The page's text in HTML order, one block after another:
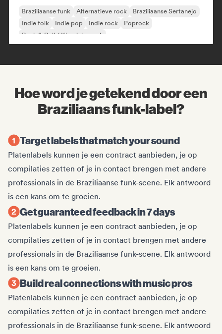
Braziliaanse funk Alternatieve rock
Braziliaanse Sertanejo
Indie folk
Indie pop Indie rock
Poprock
Rock & Roll / Klassieke rock
Hoe word je getekend door een
Braziliaans funk-label?
Target labels that match your sound
Platenlabels kunnen je een contract aanbieden, je op
compilaties zetten of je in contact brengen met andere
professionals in de Braziliaanse funk-scene. Elk antwoord
is een kans om te groeien.
Get guaranteed feedback in 7 days
Platenlabels kunnen je een contract aanbieden, je op
compilaties zetten of je in contact brengen met andere
professionals in de Braziliaanse funk-scene. Elk antwoord
is een kans om te groeien.
Build real connections with music pros
Platenlabels kunnen je een contract aanbieden, je op
compilaties zetten of je in contact brengen met andere
professionals in de Braziliaanse funk-scene. Elk antwoord